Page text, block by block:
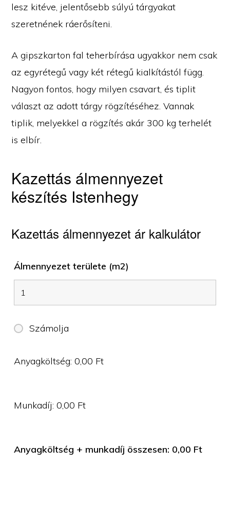
lesz kitéve, jelentősebb súlyú tárgyakat
szeretnének ráerősíteni.
A gipszkarton fal teherbírása ugyakkor nem csak
az egyrétegű vagy két rétegű kialkítástól függ.
Nagyon fontos, hogy milyen csavart, és tiplit
választ az adott tárgy rögzítéséhez. Vannak
tiplik, melyekkel a rögzítés akár 300 kg terhelét
is elbír.
Kazettás álmennyezet
készítés Istenhegy
Kazettás álmennyezet ár kalkulátor
Álmennyezet területe (m2)
Számolja
Anyagköltség:0,00 Ft
Munkadíj:0,00 Ft
Anyagköltség + munkadíj összesen: 0,00 Ft